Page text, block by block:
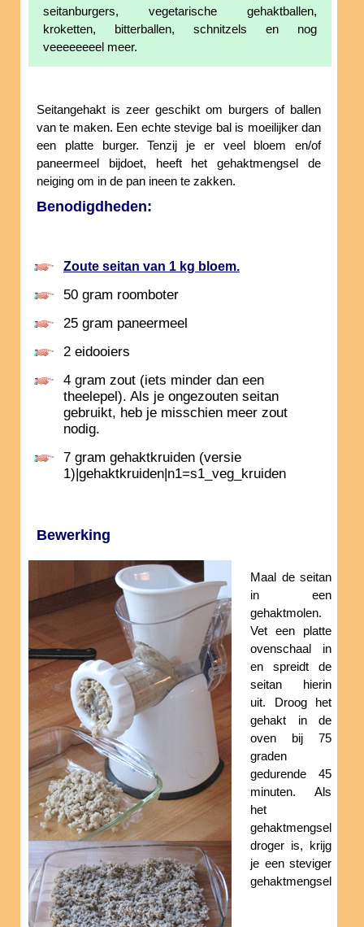
seitanburgers, vegetarische gehaktballen,
kroketten, bitterballen, schnitzels en nog
veeeeeeeel meer.
Seitangehakt is zeer geschikt om burgers of ballen
van te maken. Een echte stevige bal is moeilijker dan
een platte burger. Tenzij je er veel bloem en/of
paneermeel bijdoet, heeft het gehaktmengsel de
neiging om in de pan ineen te zakken.
Benodigdheden:
Zoute seitan van 1 kg bloem.
50 gram roomboter
25 gram paneermeel
2 eidooiers
4 gram zout (iets minder dan een
theelepel). Als je ongezouten seitan
gebruikt, heb je misschien meer zout
nodig.
7 gram gehaktkruiden (versie
1)|gehaktkruiden|n1=s1_veg_kruiden
Bewerking
Maal de seitan
in een
gehaktmolen.
Vet een platte
ovenschaal in
en spreidt de
seitan hierin
uit. Droog het
gehakt in de
oven bij 75
graden
gedurende 45
minuten. Als
het
gehaktmengsel
droger is, krijg
je een steviger
gehaktmengsel